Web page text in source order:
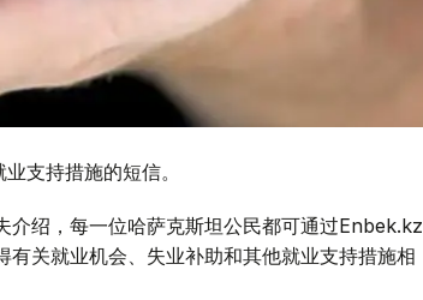
支持措施的短信。
介绍，每一位哈萨克斯坦公民都可通过Enbek.kz
关就业机会、失业补助和其他就业支持措施相